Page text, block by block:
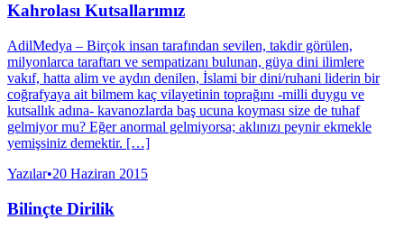
Kahrolası Kutsallarımız
AdilMedya – Birçok insan tarafından sevilen, takdir görülen,
milyonlarca taraftarı ve sempatizanı bulunan, güya dini ilimlere
vakıf, hatta alim ve aydın denilen, İslami bir dini/ruhani liderin bir
coğrafyaya ait bilmem kaç vilayetinin toprağını -milli duygu ve
kutsallık adına- kavanozlarda baş ucuna koyması size de tuhaf
gelmiyor mu? Eğer anormal gelmiyorsa; aklınızı peynir ekmekle
yemişsiniz demektir. […]
Yazılar•20 Haziran 2015
Bilinçte Dirilik